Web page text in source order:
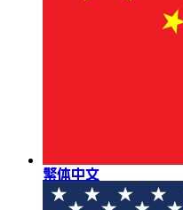
繁体中文